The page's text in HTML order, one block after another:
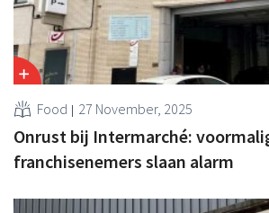
Food 27 November, 2025
Onrust bij Intermarché:
franchisenemers slaan alarm